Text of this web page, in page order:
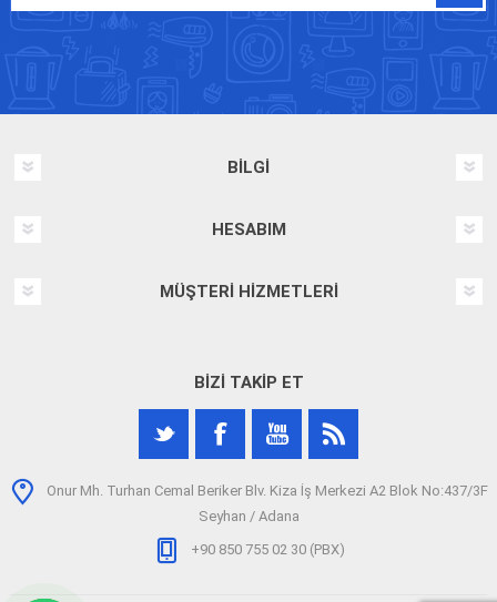
BILGI
HESABIM
MÜŞTERI HIZMETLERI
BIZI TAKIP ET
Onur Mh. Turhan Cemal Beriker Blv. Kiza İş Merkezi A2 Blok No:437/3F
Seyhan / Adana
+90 850 755 02 30 (PBX)